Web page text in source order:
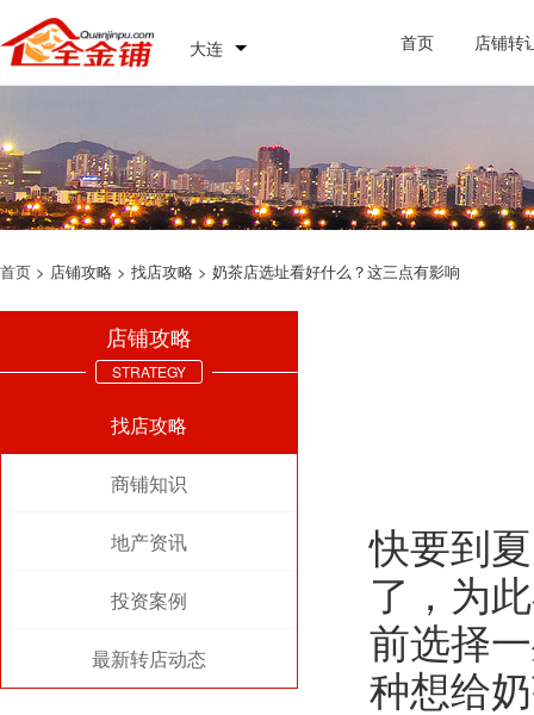
大连 首页 店铺转
首页 > 店铺攻略 > 找店攻略 > 奶茶店选址看好什么？这三点有影响
店铺攻略
STRATEGY
找店攻略
商铺知识
地产资讯
投资案例
最新转店动态
快要到
了，为
前选择
种想给